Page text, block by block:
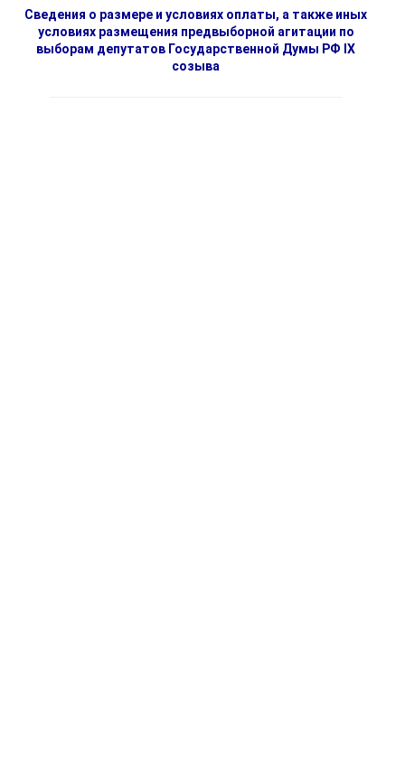
Сведения о размере и условиях оплаты, а также иных
условиях размещения предвыборной агитации по
выборам депутатов Государственной Думы РФ IX
созыва